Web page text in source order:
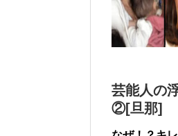
芸能人の
②[旦那]